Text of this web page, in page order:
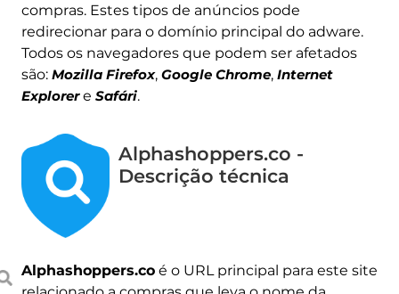
compras. Estes tipos de anúncios pode
redirecionar para o domínio principal do adware.
Todos os navegadores que podem ser afetados
são: Mozilla Firefox, Google Chrome, Internet
Explorere Safári.
Alphashoppers.co -
Descrição técnica
Alphashoppers.coé o URL principal para este site